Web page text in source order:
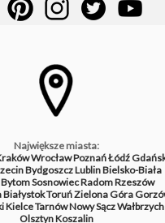
Największe miasta:
WrocławPoznańŁódź
BydgoszczLublinBielsko-Biała
BytomSosnowiecRadomRzeszów
BiałystokToruńZielona Góra
KielceTarnówNowy SączWałbrzych
OlsztynKoszalin